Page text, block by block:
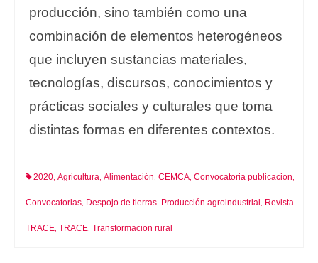
producción, sino también como una
combinación de elementos heterogéneos
que incluyen sustancias materiales,
tecnologías, discursos, conocimientos y
prácticas sociales y culturales que toma
distintas formas en diferentes contextos.
2020, Agricultura, Alimentación, CEMCA, Convocatoria publicacion,
Convocatorias, Despojo de tierras, Producción agroindustrial , Revista
TRACE, TRACE, Transformacion rural